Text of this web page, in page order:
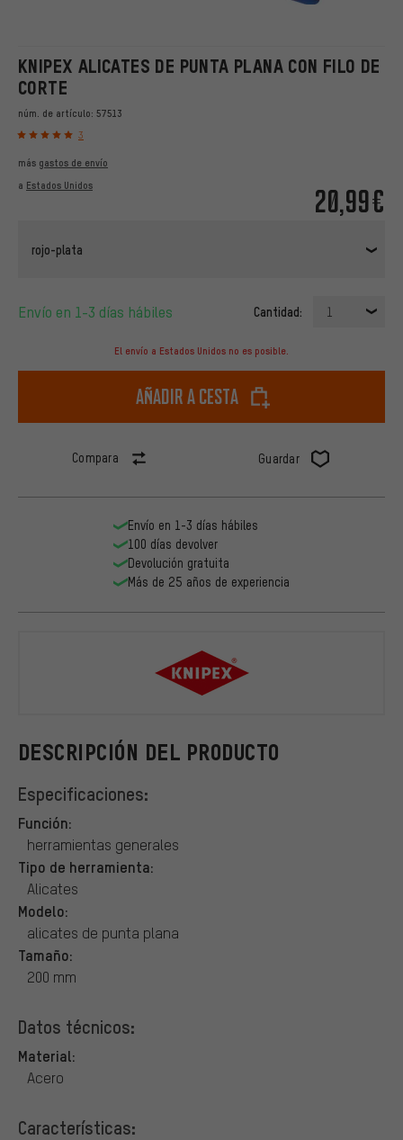
KNIPEX ALICATES DE PUNTA PLANA CON FILO DE
CORTE
núm. de artículo: 57513
3
20,99€
más gastos de envío
a Estados Unidos
rojo-plata
Envío en 1-3 días hábiles Cantidad: 1
El envío a Estados Unidos no es posible.
Añadir a cesta
Compara Guardar
DESCRIPCIÓN DEL PRODUCTO
Especificaciones:
Función:
herramientas generales
Tipo de herramienta:
Alicates
Modelo:
alicates de punta plana
Tamaño:
200 mm
Datos técnicos:
Material:
Acero
Características:
Envío en 1-3 días hábiles
100 días devolver
Devolución gratuita
Más de 25 años de experiencia